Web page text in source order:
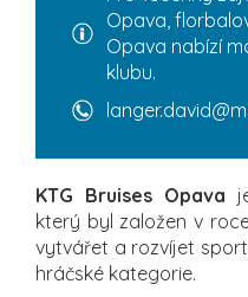
Opava,
Opava nabízí
klubu.
KTG Bruises Opava
který byl založen v
vytvářet a rozvíjet
hráčské kategorie.